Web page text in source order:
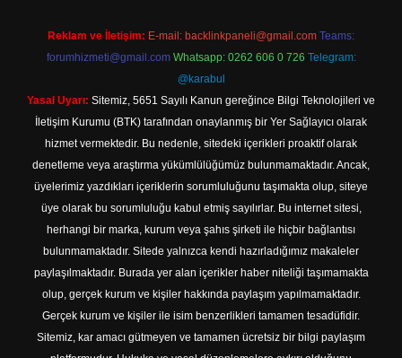
Reklam ve İletişim: E-mail: backlinkpaneli@gmail.com Teams:
forumhizmeti@gmail.com Whatsapp: 0262 606 0 726 Telegram:
@karabul
Yasal Uyarı: Sitemiz, 5651 Sayılı Kanun gereğince Bilgi Teknolojileri ve
İletişim Kurumu (BTK) tarafından onaylanmış bir Yer Sağlayıcı olarak
hizmet vermektedir. Bu nedenle, sitedeki içerikleri proaktif olarak
denetleme veya araştırma yükümlülüğümüz bulunmamaktadır. Ancak,
üyelerimiz yazdıkları içeriklerin sorumluluğunu taşımakta olup, siteye
üye olarak bu sorumluluğu kabul etmiş sayılırlar. Bu internet sitesi,
herhangi bir marka, kurum veya şahıs şirketi ile hiçbir bağlantısı
bulunmamaktadır. Sitede yalnızca kendi hazırladığımız makaleler
paylaşılmaktadır. Burada yer alan içerikler haber niteliği taşımamakta
olup, gerçek kurum ve kişiler hakkında paylaşım yapılmamaktadır.
Gerçek kurum ve kişiler ile isim benzerlikleri tamamen tesadüfidir.
Sitemiz, kar amacı gütmeyen ve tamamen ücretsiz bir bilgi paylaşım